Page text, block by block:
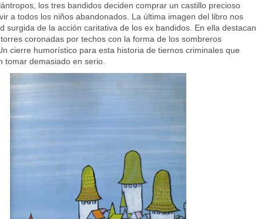
los tres bandidos deciden comprar un castillo precioso
a todos los niños abandonados. La última imagen del libro nos
surgida de la acción caritativa de los ex bandidos. En ella destacan
coronadas por techos con la forma de los sombreros
cierre humorístico para esta historia de tiernos criminales que
tomar demasiado en serio.